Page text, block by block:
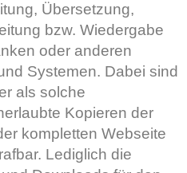
Übersetzung,
bzw. Wiedergabe
oder anderen
Systemen. Dabei sind
als solche
Kopieren der
kompletten Webseite
Lediglich die